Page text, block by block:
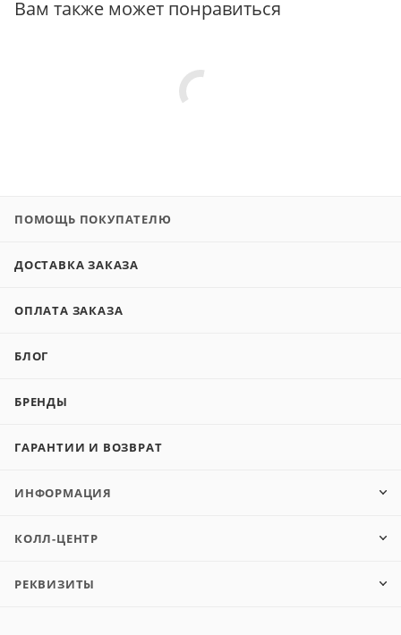
Вам также может понравиться
ПОМОЩЬ ПОКУПАТЕЛЮ
ДОСТАВКА ЗАКАЗА
ОПЛАТА ЗАКАЗА
БЛОГ
БРЕНДЫ
ГАРАНТИИ И ВОЗВРАТ
ИНФОРМАЦИЯ
КОЛЛ-ЦЕНТР
РЕКВИЗИТЫ